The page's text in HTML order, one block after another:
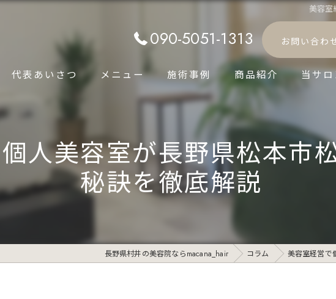
美容
090-5051-1313 お問い合わ
代表あいさつ メニュー 施術事例 商品紹介 当サ
縮毛矯正
人美容室が長野県松本市
秘訣を徹底解説
長野県村井の美容院ならmacana_hair コラム 美容室経営で